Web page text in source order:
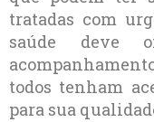
tratadas com
saúde deve
todos tenham
para sua